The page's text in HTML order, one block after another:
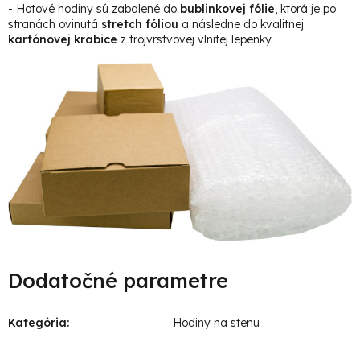
- Hotové hodiny sú zabalené do bublinkovej fólie, ktorá je po
stranách ovinutá stretch fóliou a následne do kvalitnej
kartónovej krabice z trojvrstvovej vlnitej lepenky.
Dodatočné parametre
Kategória:
Hodiny na stenu